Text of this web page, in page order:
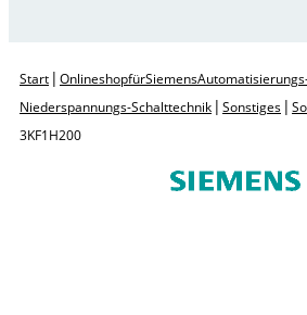
Start | Onlineshop für Siemens
Niederspannungs-Schalttechnik | Sonstiges |
3KF1 H200